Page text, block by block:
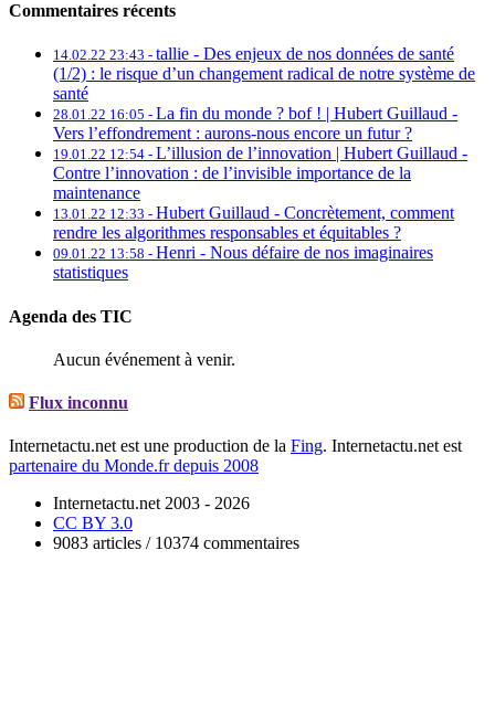
Commentaires récents
14.02.22 23:43 - tallie - Des enjeux de nos données de santé
(1/2) : le risque d’un changement radical de notre système de
santé
28.01.22 16:05 - La fin du monde ? bof ! | Hubert Guillaud -
Vers l’effondrement : aurons-nous encore un futur ?
19.01.22 12:54 - L’illusion de l’innovation | Hubert Guillaud -
Contre l’innovation : de l’invisible importance de la
maintenance
13.01.22 12:33 - Hubert Guillaud - Concrètement, comment
rendre les algorithmes responsables et équitables ?
09.01.22 13:58 - Henri - Nous défaire de nos imaginaires
statistiques
Agenda des TIC
Aucun événement à venir.
Flux inconnu
Internetactu.net est une production de la Fing. Internetactu.net est
partenaire du Monde.fr depuis 2008
Internetactu.net 2003 - 2026
CC BY 3.0
9083 articles / 10374 commentaires